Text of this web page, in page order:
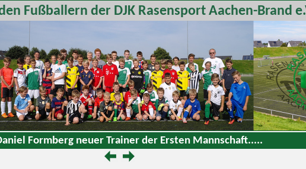
Fußballern der DJK Rasensport Aachen-Brand
Formberg neuer Trainer der Ersten Mannschaft.....